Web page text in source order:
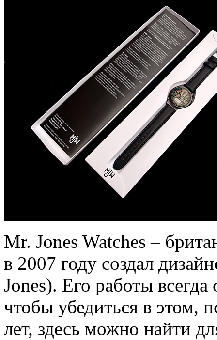
Мr. Jones Watches –
в 2007 году создал
Jones). Его работы
чтобы убедиться в этом,
лет, здесь можно найти